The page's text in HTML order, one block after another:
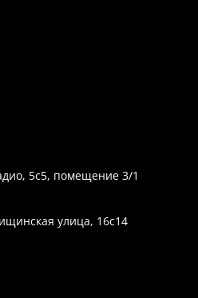
5с5, помещение 3/1
улица, 16с14